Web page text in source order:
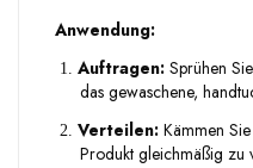
Anwendung:
1. Auftragen: Sprühen
das gewaschene,
2. Verteilen: Kämmen
Produkt gleichmäßig zu